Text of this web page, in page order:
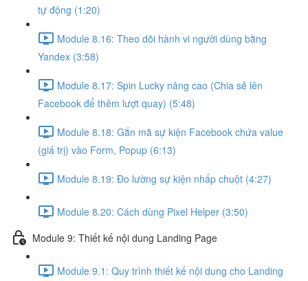
tự động (1:20)
Module 8.16: Theo dõi hành vi người dùng bằng
Yandex (3:58)
Module 8.17: Spin Lucky nâng cao (Chia sẻ lên
Facebook để thêm lượt quay) (5:48)
Module 8.18: Gắn mã sự kiện Facebook chứa value
(giá trị) vào Form, Popup (6:13)
Module 8.19: Đo lường sự kiện nhấp chuột (4:27)
Module 8.20: Cách dùng Pixel Helper (3:50)
Module 9: Thiết kế nội dung Landing Page
Module 9.1: Quy trình thiết kế nội dung cho Landing